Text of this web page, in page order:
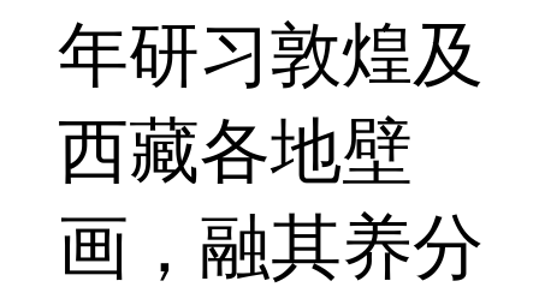
年研习敦煌及
西藏各地壁
画，融其养分